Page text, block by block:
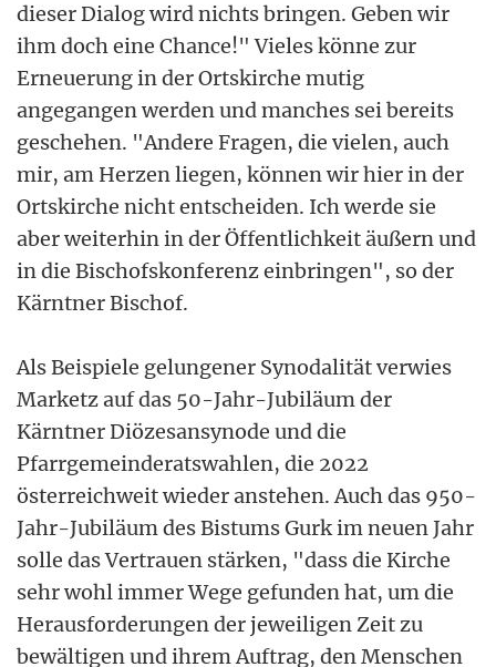
dieser Dialog wird nichts bringen. Geben wir
ihm doch eine Chance!" Vieles könne zur
Erneuerung in der Ortskirche mutig
angegangen werden und manches sei bereits
geschehen. "Andere Fragen, die vielen, auch
mir, am Herzen liegen, können wir hier in der
Ortskirche nicht entscheiden. Ich werde sie
aber weiterhin in der Öffentlichkeit äußern und
in die Bischofskonferenz einbringen", so der
Kärntner Bischof.
Als Beispiele gelungener Synodalität verwies
Marketz auf das 50-Jahr-Jubiläum der
Kärntner Diözesansynode und die
Pfarrgemeinderatswahlen, die 2022
österreichweit wieder anstehen. Auch das 950-
Jahr-Jubiläum des Bistums Gurk im neuen Jahr
solle das Vertrauen stärken, "dass die Kirche
sehr wohl immer Wege gefunden hat, um die
Herausforderungen der jeweiligen Zeit zu
bewältigen und ihrem Auftrag, den Menschen